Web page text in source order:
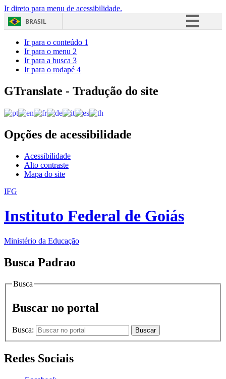
Ir direto para menu de acessibilidade.
BRASIL
Acesso à informação
Ir para o conteúdo 1
Ir para o menu 2
Ir para a busca 3
Ir para o rodapé 4
GTranslate - Tradução do site
Opções de acessibilidade
Acessibilidade
Alto contraste
Mapa do site
IFG
Instituto Federal de Goiás
Ministério da Educação
Busca Padrao
Busca
Buscar no portal
Busca: Buscar
Redes Sociais